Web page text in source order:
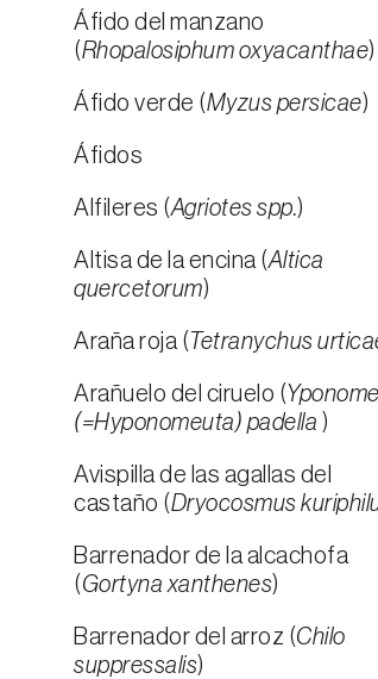
Áfido del manzano
(Rhopalosiphum oxyacanthae)
Áfido verde (Myzus persicae)
Áfidos
Alfileres (Agriotes spp.)
Altisa de la encina (Altica
quercetorum)
Araña roja ( Tetranychus
Arañuelo del ciruelo (
(=Hyponomeuta) padella )
Avispilla de las agallas del
castaño (Dryocosmus
Barrenador de la alcachofa
(Gortyna xanthenes)
Barrenador del arroz (Chilo
suppressalis)